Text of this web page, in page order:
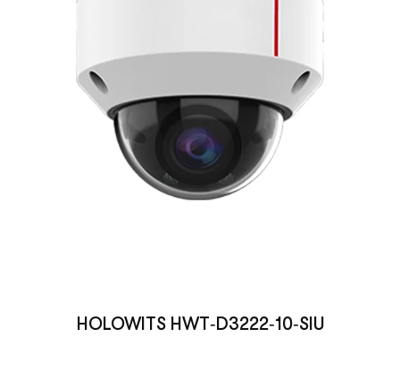
HOLOWITS HWT‑D3222‑10‑SIU